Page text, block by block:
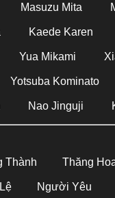
Masuzu Mita
Kaede Karen
Yua Mikami
Yotsuba Kominato
Nao Jinguji
Thành Thăng
Người Yêu